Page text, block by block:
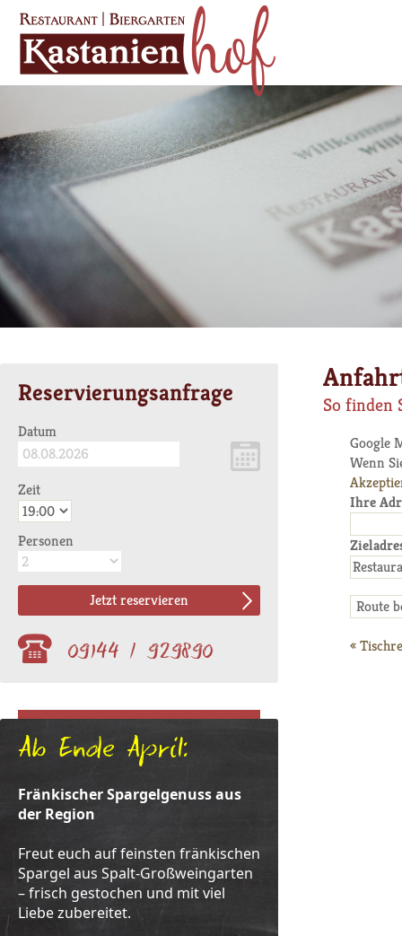
Reservierungsanfrage
Datum
Zeit
Personen
Jetzt reservieren
09144 / 929890
Ab Ende April:
Fränkischer Spargelgenuss aus
der Region
Freut euch auf feinsten fränkischen
Spargel aus Spalt-Großweingarten
– frisch gestochen und mit viel
Liebe zubereitet.
So finden
Google
Wenn
Ihre
«